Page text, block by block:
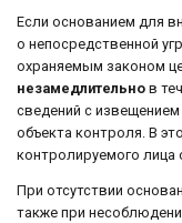
Если основанием для
о непосредственной
охраняемым законом
незамедлительно в
сведений с
объекта контроля. В
контролируемого лица
При отсутствии
также при